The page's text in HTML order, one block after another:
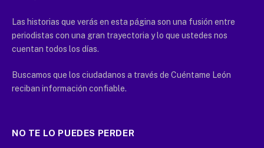
Las historias que verás en esta página son una fusión entre
periodistas con una gran trayectoria y lo que ustedes nos
cuentan todos los días.
Buscamos que los ciudadanos a través de Cuéntame León
reciban información confiable.
NO TE LO PUEDES PERDER